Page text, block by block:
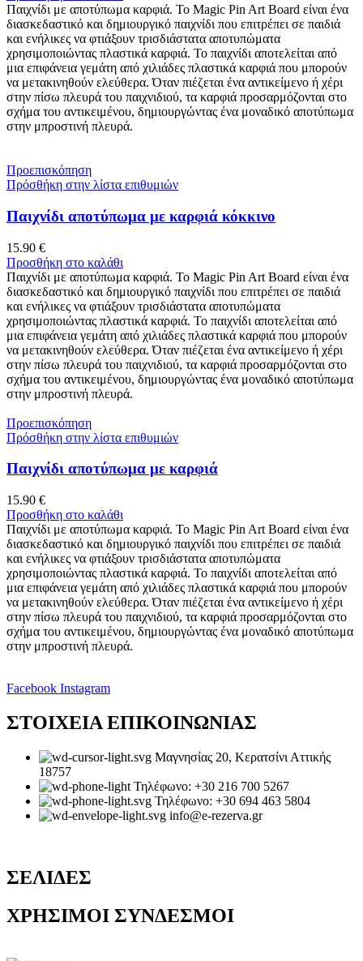
Παιχνίδι με αποτύπωμα καρφιά. Το Magic Pin Art Board είναι ένα
διασκεδαστικό και δημιουργικό παιχνίδι που επιτρέπει σε παιδιά
και ενήλικες να φτιάξουν τρισδιάστατα αποτυπώματα
χρησιμοποιώντας πλαστικά καρφιά. Το παιχνίδι αποτελείται από
μια επιφάνεια γεμάτη από χιλιάδες πλαστικά καρφιά που μπορούν
να μετακινηθούν ελεύθερα. Όταν πιέζεται ένα αντικείμενο ή χέρι
στην πίσω πλευρά του παιχνιδιού, τα καρφιά προσαρμόζονται στο
σχήμα του αντικειμένου, δημιουργώντας ένα μοναδικό αποτύπωμα
στην μπροστινή πλευρά.
Προεπισκόπηση
Πρόσθήκη στην λίστα επιθυμιών
Παιχνίδι αποτύπωμα με καρφιά κόκκινο
15.90 €
Προσθήκη στο καλάθι
Παιχνίδι με αποτύπωμα καρφιά. Το Magic Pin Art Board είναι ένα
διασκεδαστικό και δημιουργικό παιχνίδι που επιτρέπει σε παιδιά
και ενήλικες να φτιάξουν τρισδιάστατα αποτυπώματα
χρησιμοποιώντας πλαστικά καρφιά. Το παιχνίδι αποτελείται από
μια επιφάνεια γεμάτη από χιλιάδες πλαστικά καρφιά που μπορούν
να μετακινηθούν ελεύθερα. Όταν πιέζεται ένα αντικείμενο ή χέρι
στην πίσω πλευρά του παιχνιδιού, τα καρφιά προσαρμόζονται στο
σχήμα του αντικειμένου, δημιουργώντας ένα μοναδικό αποτύπωμα
στην μπροστινή πλευρά.
Προεπισκόπηση
Πρόσθήκη στην λίστα επιθυμιών
Παιχνίδι αποτύπωμα με καρφιά
15.90 €
Προσθήκη στο καλάθι
Παιχνίδι με αποτύπωμα καρφιά. Το Magic Pin Art Board είναι ένα
διασκεδαστικό και δημιουργικό παιχνίδι που επιτρέπει σε παιδιά
και ενήλικες να φτιάξουν τρισδιάστατα αποτυπώματα
χρησιμοποιώντας πλαστικά καρφιά. Το παιχνίδι αποτελείται από
μια επιφάνεια γεμάτη από χιλιάδες πλαστικά καρφιά που μπορούν
να μετακινηθούν ελεύθερα. Όταν πιέζεται ένα αντικείμενο ή χέρι
στην πίσω πλευρά του παιχνιδιού, τα καρφιά προσαρμόζονται στο
σχήμα του αντικειμένου, δημιουργώντας ένα μοναδικό αποτύπωμα
στην μπροστινή πλευρά.
Facebook Instagram
ΣΤΟΙΧΕΙΑ ΕΠΙΚΟΙΝΩΝΙΑΣ
Μαγνησίας 20, Κερατσίνι Αττικής
18757
Τηλέφωνο: +30 216 700 5267
Τηλέφωνο: +30 694 463 5804
info@e-rezerva.gr
ΣΕΛΙΔΕΣ
ΧΡΗΣΙΜΟΙ ΣΥΝΔΕΣΜΟΙ